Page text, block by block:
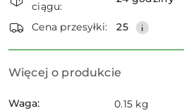
dostawa
ciągu:
Cena przesyłki: 25
Więcej o produkcie
Waga: 0.15 kg